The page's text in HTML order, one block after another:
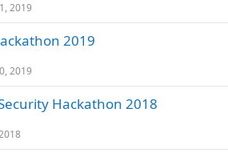
2019
2019
2019
Hackathon 2018